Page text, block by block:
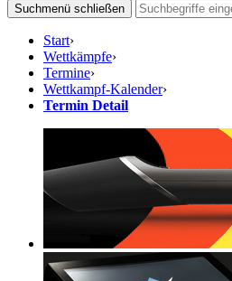
Suchmenü schließen
Start›
Wettkämpfe›
Termine›
Wettkampf-Kalender›
Termin Detail